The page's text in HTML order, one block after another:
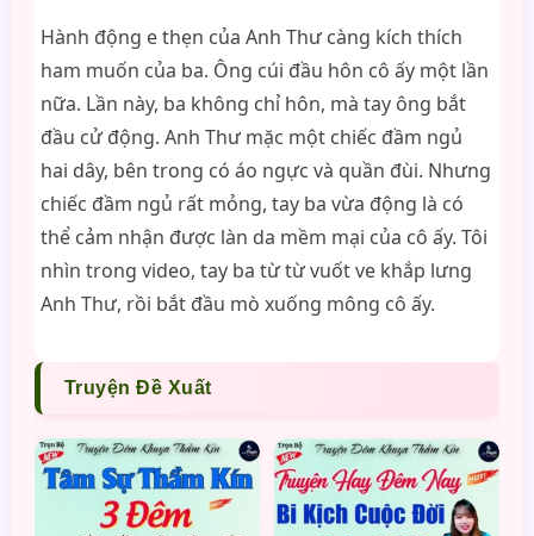
Hành động e thẹn của Anh Thư càng kích thích
ham muốn của ba. Ông cúi đầu hôn cô ấy một lần
nữa. Lần này, ba không chỉ hôn, mà tay ông bắt
đầu cử động. Anh Thư mặc một chiếc đầm ngủ
hai dây, bên trong có áo ngực và quần đùi. Nhưng
chiếc đầm ngủ rất mỏng, tay ba vừa động là có
thể cảm nhận được làn da mềm mại của cô ấy. Tôi
nhìn trong video, tay ba từ từ vuốt ve khắp lưng
Anh Thư, rồi bắt đầu mò xuống mông cô ấy.
Truyện Đề Xuất